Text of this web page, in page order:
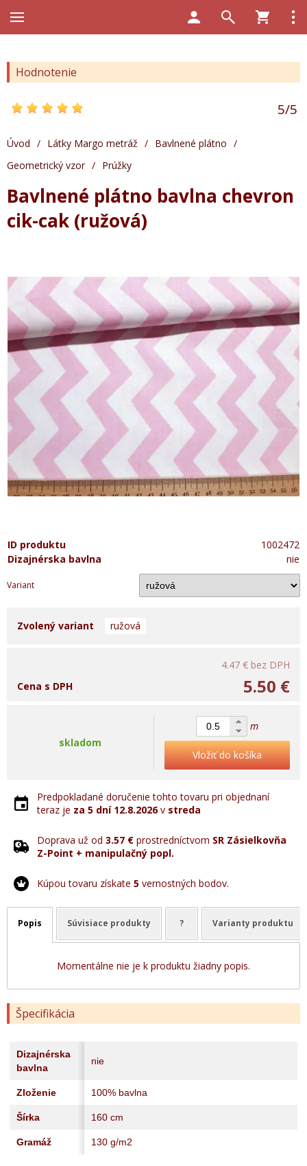
Hodnotenie
5/5
Úvod / Látky Margo metráž / Bavlnené plátno /
Geometrický vzor / Prúžky
Bavlnené plátno bavlna chevron
cik-cak (ružová)
ID produktu
1002472
Dizajnérska bavlna
nie
Variant
Zvolený variant ružová
4.47 € bez DPH
5.50 €
Cena s DPH
skladom
m
Vložiť do košíka
Predpokladané doručenie tohto tovaru pri objednaní
teraz je za 5 dní 12.8.2026v streda
Doprava už od 3.57 € prostredníctvom SR Zásielkovňa
Z-Point + manipulačný popl.
Kúpou tovaru získate 5 vernostných bodov.
Popis Súvisiace produkty ? Varianty produktu
Momentálne nie je k produktu žiadny popis.
Špecifikácia
Dizajnérska
bavlna
nie
Zloženie 100% bavlna
Šírka 160 cm
Gramáž 130 g/m2